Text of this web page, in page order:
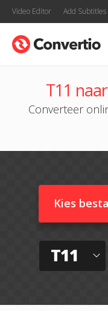
Video Editor Add Subtitles
T11
Converteer
Kies
T11